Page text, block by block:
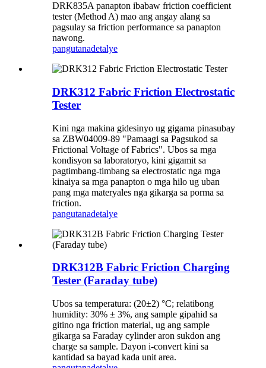
DRK835A panapton ibabaw friction coefficient
tester (Method A) mao ang angay alang sa
pagsulay sa friction performance sa panapton
nawong.
pangutanadetalye
DRK312 Fabric Friction Electrostatic
Tester
Kini nga makina gidesinyo ug gigama pinasubay
sa ZBW04009-89 "Pamaagi sa Pagsukod sa
Frictional Voltage of Fabrics". Ubos sa mga
kondisyon sa laboratoryo, kini gigamit sa
pagtimbang-timbang sa electrostatic nga mga
kinaiya sa mga panapton o mga hilo ug uban
pang mga materyales nga gikarga sa porma sa
friction.
pangutanadetalye
DRK312B Fabric Friction Charging
Tester (Faraday tube)
Ubos sa temperatura: (20±2) °C; relatibong
humidity: 30% ± 3%, ang sample gipahid sa
gitino nga friction material, ug ang sample
gikarga sa Faraday cylinder aron sukdon ang
charge sa sample. Dayon i-convert kini sa
kantidad sa bayad kada unit area.